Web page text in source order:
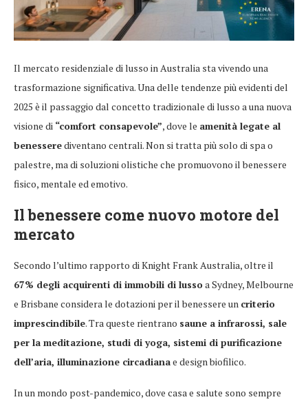
Il mercato residenziale di lusso in Australia sta vivendo una
trasformazione significativa. Una delle tendenze più evidenti del
2025 è il passaggio dal concetto tradizionale di lusso a una nuova
visione di “comfort consapevole”, dove le amenità legate al
benesserediventano centrali. Non si tratta più solo di spa o
palestre, ma di soluzioni olistiche che promuovono il benessere
fisico, mentale ed emotivo.
Il benessere come nuovo motore del
mercato
Secondo l’ultimo rapporto di Knight Frank Australia, oltre il
67% degli acquirenti di immobili di lussoa Sydney, Melbourne
e Brisbane considera le dotazioni per il benessere un criterio
imprescindibile. Tra queste rientrano saune a infrarossi, sale
per la meditazione, studi di yoga, sistemi di purificazione
dell’aria, illuminazione circadianae design biofilico.
In un mondo post-pandemico, dove casa e salute sono sempre